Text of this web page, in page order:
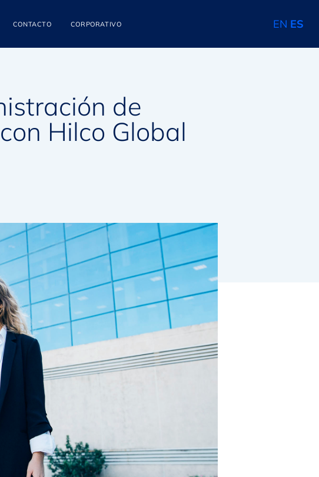
CONTACTO CORPORATIVO EN ES
de
Hilco Global